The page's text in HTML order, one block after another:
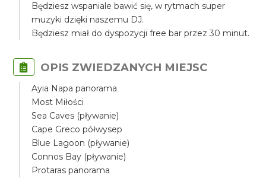
Będziesz wspaniale bawić się, w rytmach super
muzyki dzięki naszemu DJ.
Będziesz miał do dyspozycji free bar przez 30 minut.
OPIS ZWIEDZANYCH MIEJSC
Ayia Napa panorama
Most Miłości
Sea Caves (pływanie)
Cape Greco półwysep
Blue Lagoon (pływanie)
Connos Bay (pływanie)
Protaras panorama